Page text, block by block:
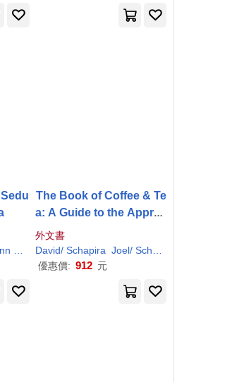
Jean/ Delogu Karl-Ernst (ILT)/ Brombert
The Book of Coffee & Te
a: A Guide to the Apprec
iation of Fine Coffees, T
eas, and Herbal Beverag
es
外文書
David/ Schapira Joel/ Schapira
優惠價: 912 元